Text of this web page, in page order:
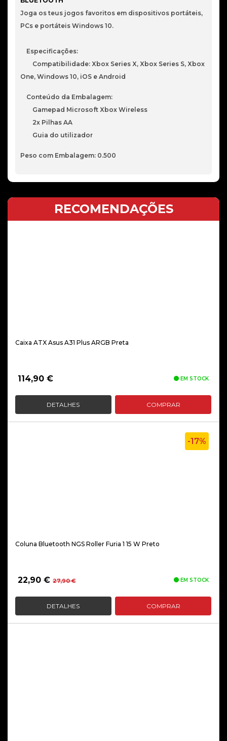
Joga os teus jogos favoritos em dispositivos portáteis,
PCs e portáteis Windows 10.
Especificações:
Compatibilidade: Xbox Series X, Xbox Series S, Xbox
One, Windows 10, iOS e Android
Conteúdo da Embalagem:
Gamepad Microsoft Xbox Wireless
2x Pilhas AA
Guia do utilizador
Peso com Embalagem: 0.500
RECOMENDAÇÕES
Caixa ATX Asus A31 Plus ARGB Preta
114,90 € EM STOCK
DETALHES COMPRAR
-17%
Coluna Bluetooth NGS Roller Furia 1 15 W Preto
27,90€O
original
era:
22,90 €
O
atual
é:
EM STOCK
DETALHES COMPRAR